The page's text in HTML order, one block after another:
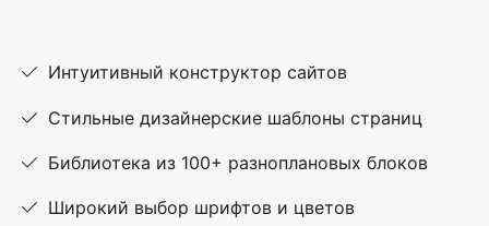
Интуитивный конструктор сайтов
Стильные дизайнерские шаблоны страниц
Библиотека из 100+ разноплановых блоков
Широкий выбор шрифтов и цветов